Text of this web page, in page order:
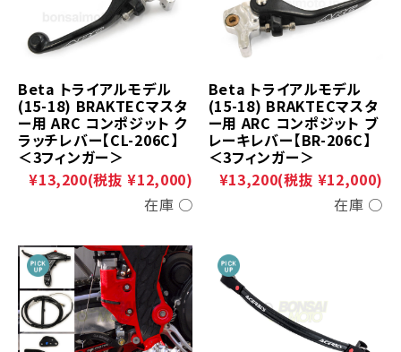
Beta トライアルモデル
(15-18) BRAKTECマスタ
ー用 ARC コンポジット ク
ラッチレバー【CL-206C】
＜3フィンガー＞
¥13,200(税抜 ¥12,000)
在庫 ○
Beta トライアルモデル
(15-18) BRAKTECマスタ
ー用 ARC コンポジット ブ
レーキレバー【BR-206C】
＜3フィンガー＞
¥13,200(税抜 ¥12,000)
在庫 ○